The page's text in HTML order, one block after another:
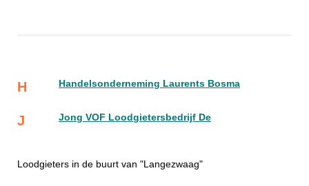
H Handelsonderneming Laurents Bosma
J Jong VOF Loodgietersbedrijf De
Loodgieters in de buurt van "Langezwaag"